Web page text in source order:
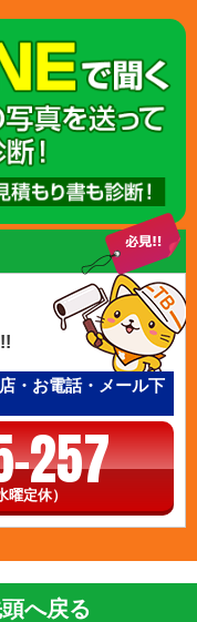
・お電話・メール下
257
定休）
へ戻る